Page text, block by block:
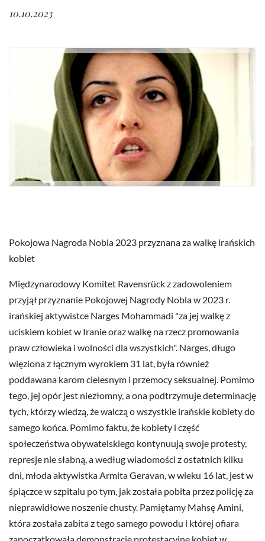
10.10.2023
Pokojowa Nagroda Nobla 2023 przyznana za walkę irańskich
kobiet
Międzynarodowy Komitet Ravensrück z zadowoleniem
przyjął przyznanie Pokojowej Nagrody Nobla w 2023 r.
irańskiej aktywistce Narges Mohammadi "za jej walkę z
uciskiem kobiet w Iranie oraz walkę na rzecz promowania
praw człowieka i wolności dla wszystkich". Narges, długo
więziona z łącznym wyrokiem 31 lat, była również
poddawana karom cielesnym i przemocy seksualnej. Pomimo
tego, jej opór jest niezłomny, a ona podtrzymuje determinację
tych, którzy wiedzą, że walczą o wszystkie irańskie kobiety do
samego końca. Pomimo faktu, że kobiety i część
społeczeństwa obywatelskiego kontynuują swoje protesty,
represje nie słabną, a według wiadomości z ostatnich kilku
dni, młoda aktywistka Armita Geravan, w wieku 16 lat, jest w
śpiączce w szpitalu po tym, jak została pobita przez policję za
nieprawidłowe noszenie chusty. Pamiętamy Mahsę Amini,
która została zabita z tego samego powodu i której ofiara
zapoczątkowała demonstracje protestacyjne kobiet w